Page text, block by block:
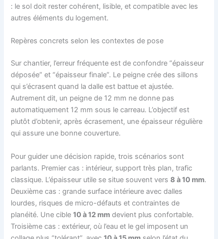
: le sol doit rester cohérent, lisible, et compatible avec les
autres éléments du logement.
Repères concrets selon les contextes de pose
Sur chantier, l’erreur fréquente est de confondre “épaisseur
déposée” et “épaisseur finale”. Le peigne crée des sillons
qui s’écrasent quand la dalle est battue et ajustée.
Autrement dit, un peigne de 12 mm ne donne pas
automatiquement 12 mm sous le carreau. L’objectif est
plutôt d’obtenir, après écrasement, une épaisseur régulière
qui assure une bonne couverture.
Pour guider une décision rapide, trois scénarios sont
parlants. Premier cas : intérieur, support très plan, trafic
classique. L’épaisseur utile se situe souvent vers8 à 10 mm.
Deuxième cas : grande surface intérieure avec dalles
lourdes, risques de micro-défauts et contraintes de
planéité. Une cible10 à 12 mm devient plus confortable.
Troisième cas : extérieur, où l’eau et le gel imposent un